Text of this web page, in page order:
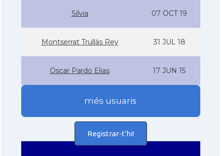
Silvia 07 OCT 19
Montserrat Trullàs Rey 31 JUL 18
Oscar Pardo Elias 17 JUN 15
més usuaris
Registrar-t'hi!